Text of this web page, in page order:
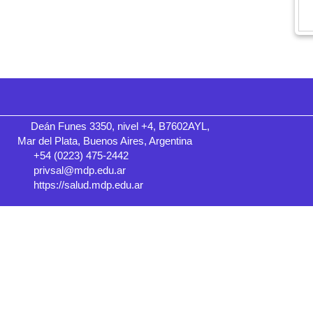
Deán Funes 3350, nivel +4, B7602AYL,
Mar del Plata, Buenos Aires, Argentina
+54 (0223) 475-2442
privsal@mdp.edu.ar
https://salud.mdp.edu.ar